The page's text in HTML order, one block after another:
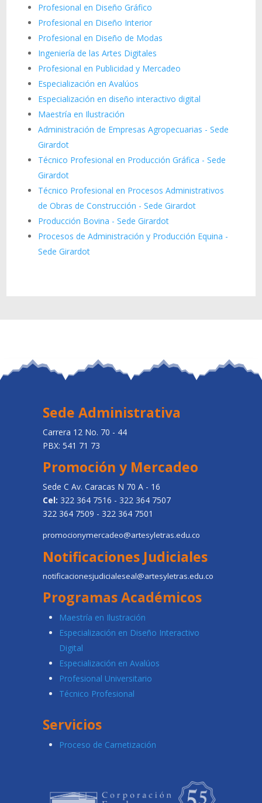
Profesional en Diseño Gráfico
Profesional en Diseño Interior
Profesional en Diseño de Modas
Ingeniería de las Artes Digitales
Profesional en Publicidad y Mercadeo
Especialización en Avalúos
Especialización en diseño interactivo digital
Maestría en Ilustración
Administración de Empresas Agropecuarias - Sede
Girardot
Técnico Profesional en Producción Gráfica - Sede
Girardot
Técnico Profesional en Procesos Administrativos
de Obras de Construcción - Sede Girardot
Producción Bovina - Sede Girardot
Procesos de Administración y Producción Equina -
Sede Girardot
Sede Administrativa
Carrera 12 No. 70 - 44
PBX: 541 71 73
Promoción y Mercadeo
Sede C Av. Caracas N 70 A - 16
Cel: 322 364 7516 - 322 364 7507
322 364 7509 - 322 364 7501
promocionymercadeo@artesyletras.edu.co
Notificaciones Judiciales
notificacionesjudicialeseal@artesyletras.edu.co
Programas Académicos
Maestría en Ilustración
Especialización en Diseño Interactivo
Digital
Especialización en Avalúos
Profesional Universitario
Técnico Profesional
Servicios
Proceso de Carnetización